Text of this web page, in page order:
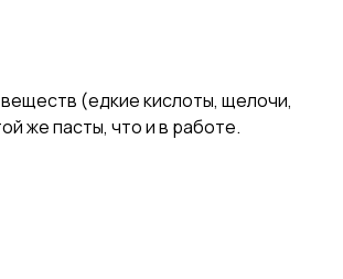
(едкие кислоты, щелочи,
же пасты, что и в работе.